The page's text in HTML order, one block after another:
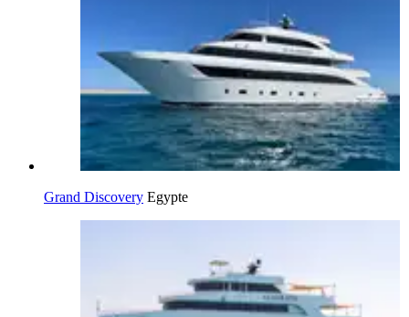
Grand Discovery Egypte